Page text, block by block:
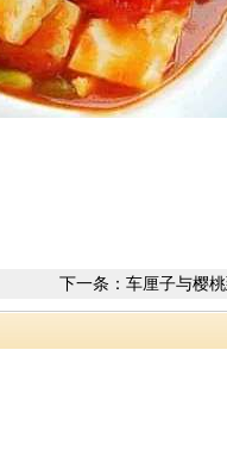
下一条： 车厘子与樱